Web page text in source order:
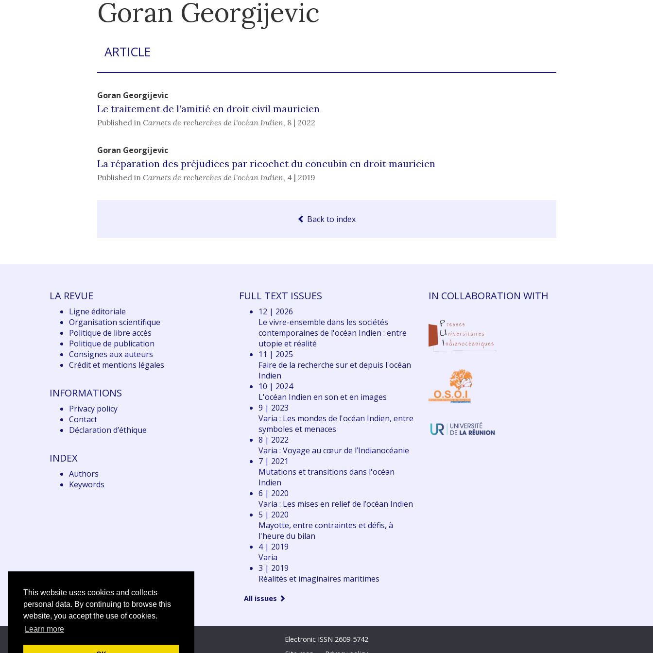
This website uses cookies and collects
personal data. By continuing to browse this
website, you accept the use of cookies.
Learn more
Goran Georgijevic
ARTICLE
Goran Georgijevic
Le traitement de l’amitié en droit civil mauricien
Published in Carnets de recherches de l'océan Indien, 8 | 2022
Goran Georgijevic
La réparation des préjudices par ricochet du concubin en droit mauricien
Published in Carnets de recherches de l'océan Indien, 4 | 2019
Back to index
LA REVUE
Ligne éditoriale
Organisation scientifique
Politique de libre accès
Politique de publication
Consignes aux auteurs
Crédit et mentions légales
INFORMATIONS
Privacy policy
Contact
Déclaration d’éthique
INDEX
Authors
Keywords
FULL TEXT ISSUES
12 | 2026
Le vivre-ensemble dans les sociétés
contemporaines de l'océan Indien : entre
utopie et réalité
11 | 2025
Faire de la recherche sur et depuis l'océan
Indien
10 | 2024
L'océan Indien en son et en images
9 | 2023
Varia : Les mondes de l'océan Indien, entre
symboles et menaces
8 | 2022
Varia : Voyage au cœur de l’Indianocéanie
7 | 2021
Mutations et transitions dans l'océan
Indien
6 | 2020
Varia : Les mises en relief de l’océan Indien
5 | 2020
Mayotte, entre contraintes et défis, à
l'heure du bilan
4 | 2019
Varia
3 | 2019
Réalités et imaginaires maritimes
All issues
IN COLLABORATION WITH
Electronic ISSN 2609-5742